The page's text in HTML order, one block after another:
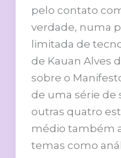
pelo contato
verdade, numa
limitada de
de Kauan Alves
sobre o
de uma série de
outras quatro
médio também
temas como